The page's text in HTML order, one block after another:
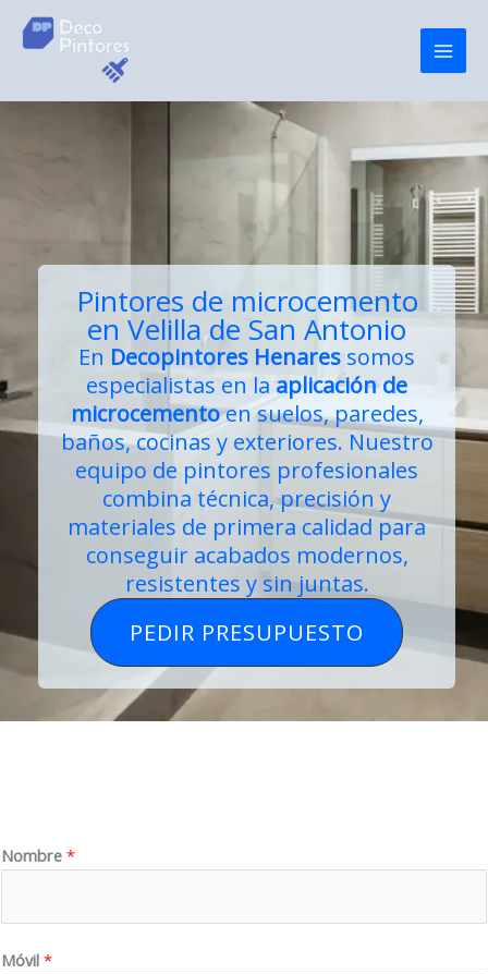
Pintores de microcemento
en Velilla de San Antonio
En Decopintores Henares somos
especialistas en la aplicación de
microcementoen suelos, paredes,
baños, cocinas y exteriores. Nuestro
equipo de pintores profesionales
combina técnica, precisión y
materiales de primera calidad para
conseguir acabados modernos,
resistentes y sin juntas.
PEDIR PRESUPUESTO
Nombre *
Móvil *